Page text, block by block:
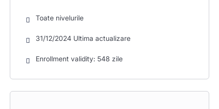
Toate nivelurile
31/12/2024 Ultima actualizare
Enrollment validity: 548 zile